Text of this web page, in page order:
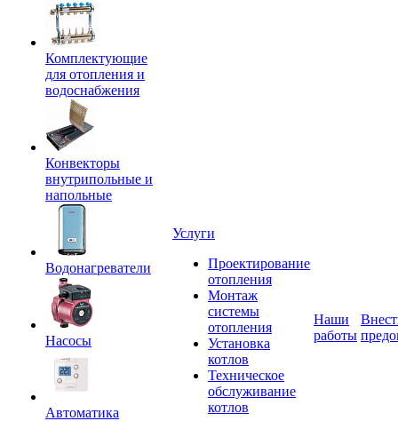
Комплектующие
для отопления и
водоснабжения
Конвекторы
внутрипольные и
напольные
Водонагреватели
Насосы
Автоматика
Услуги
Проектирование
отопления
Монтаж
системы
отопления
Установка
котлов
Техническое
обслуживание
котлов
Наши
работы